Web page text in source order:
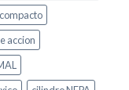
accion